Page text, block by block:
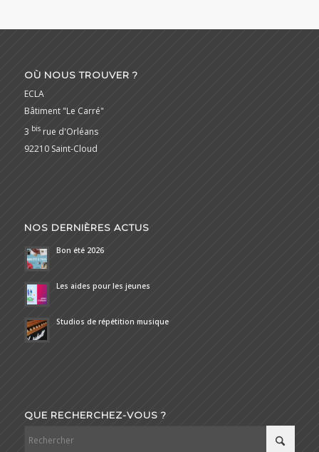
OÙ NOUS TROUVER ?
ECLA
Bâtiment "Le Carré"
3 bisrue d'Orléans
92210 Saint-Cloud
NOS DERNIÈRES ACTUS
Bon été 2026
Les aides pour les jeunes
Studios de répétition musique
QUE RECHERCHEZ-VOUS ?